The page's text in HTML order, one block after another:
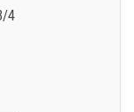
4